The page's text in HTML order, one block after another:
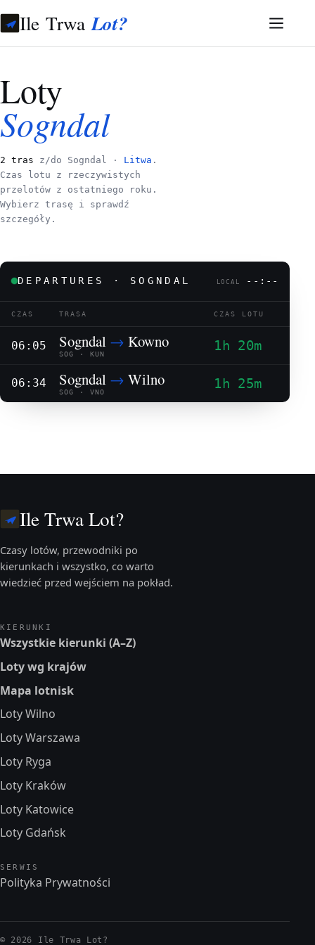
Ile TrwaLot?
Loty
Sogndal
2 tras z/do Sogndal · Litwa .
Czas lotu z rzeczywistych
przelotów z ostatniego roku.
Wybierz trasę i sprawdź
szczegóły.
DEPARTURES · SOGNDAL LOCAL --:--
CZAS TRASA CZAS LOTU
06:05 Sogndal → Kowno
SOG · KUN
1h 20m
06:34 Sogndal → Wilno
SOG · VNO
1h 25m
Ile Trwa Lot?
Czasy lotów, przewodniki po
kierunkach i wszystko, co warto
wiedzieć przed wejściem na pokład.
KIERUNKI
Wszystkie kierunki (A–Z)
Loty wg krajów
Mapa lotnisk
Loty Wilno
Loty Warszawa
Loty Ryga
Loty Kraków
Loty Katowice
Loty Gdańsk
SERWIS
Polityka Prywatności
© 2026 Ile Trwa Lot?